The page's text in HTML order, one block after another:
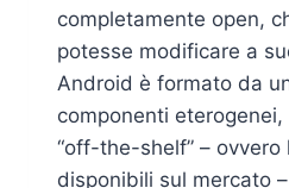
completamente open,
potesse modificare a
Android è formato da
componenti
“off-the-shelf” – ovvero
disponibili sul mercato